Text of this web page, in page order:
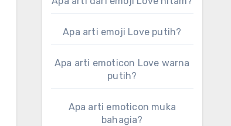
Apa arti emoji Love putih?
Apa arti emoticon Love warna
putih?
Apa arti emoticon muka
bahagia?